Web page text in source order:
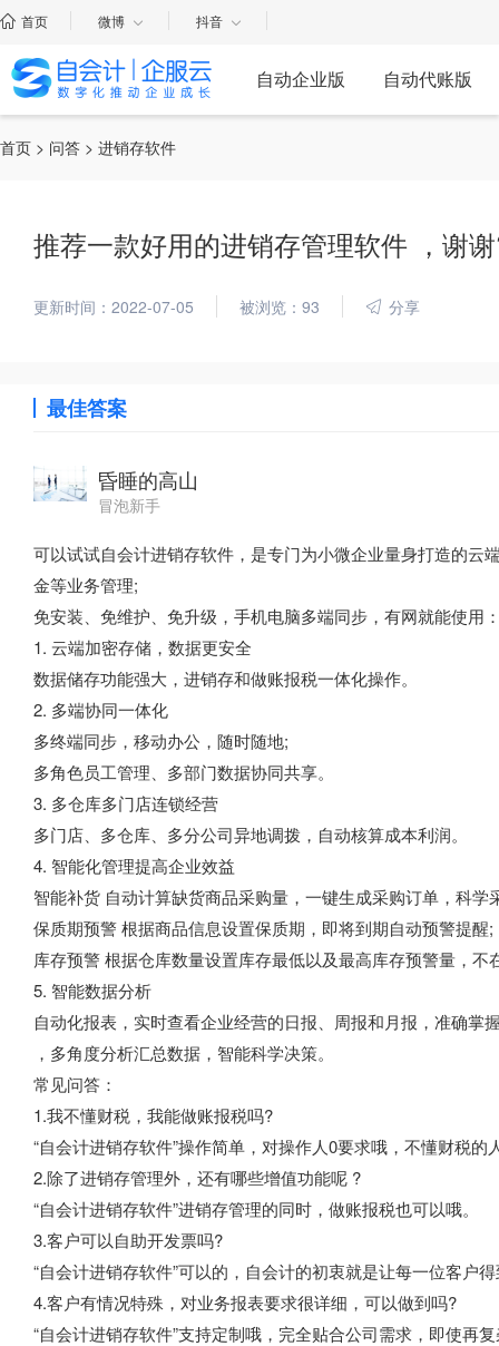
首页 微博 抖音
自动企业版 自动代账版
首页 > 问答 > 进销存软件
推荐一款好用的进销存管理软件 ，谢
更新时间：2022-07-05 被浏览：93 分享
最佳答案
昏睡的高山
冒泡新手
可以试试自会计进销存软件，是专门为小微企业量身打造的
金等业务管理;
免安装、免维护、免升级，手机电脑多端同步，有网就能使用
1. 云端加密存储，数据更安全
数据储存功能强大，进销存和做账报税一体化操作。
2. 多端协同一体化
多终端同步，移动办公，随时随地;
多角色员工管理、多部门数据协同共享。
3. 多仓库多门店连锁经营
多门店、多仓库、多分公司异地调拨，自动核算成本利润。
4. 智能化管理提高企业效益
智能补货 自动计算缺货商品采购量，一键生成采购订单，科学
保质期预警 根据商品信息设置保质期，即将到期自动预警提醒;
库存预警 根据仓库数量设置库存最低以及最高库存预警量，不
5. 智能数据分析
自动化报表，实时查看企业经营的日报、周报和月报，准确
，多角度分析汇总数据，智能科学决策。
常见问答：
1.我不懂财税，我能做账报税吗?
“自会计进销存软件”操作简单，对操作人0要求哦，不懂财税的
2.除了进销存管理外，还有哪些增值功能呢 ?
“自会计进销存软件”进销存管理的同时，做账报税也可以哦。
3.客户可以自助开发票吗?
“自会计进销存软件”可以的，自会计的初衷就是让每一位客户
4.客户有情况特殊，对业务报表要求很详细，可以做到吗?
“自会计进销存软件”支持定制哦，完全贴合公司需求，即使再